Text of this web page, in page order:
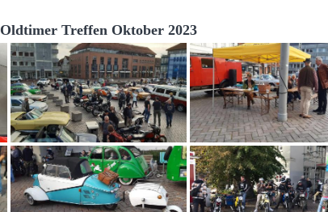
Oldtimer Treffen Oktober 2023